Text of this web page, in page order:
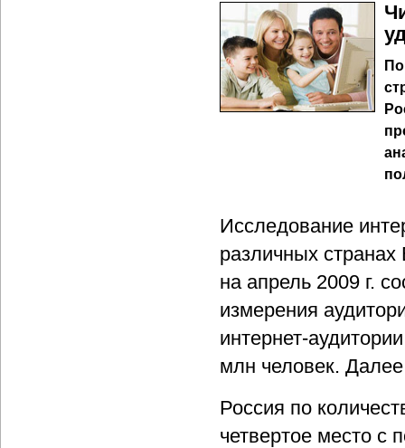
Исследование
различных
на апрель 2009 г.
измерения
интернет-
млн человек.
Россия по
четвертое место с